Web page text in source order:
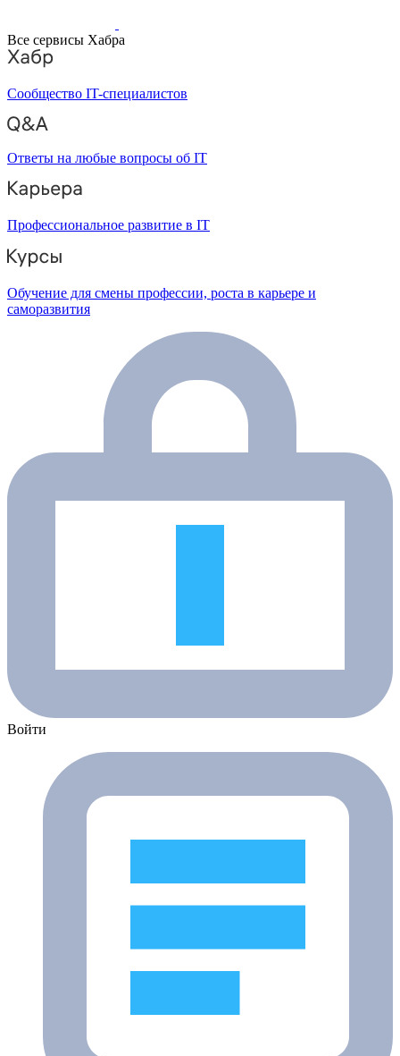
Все сервисы Хабра
Сообщество IT-специалистов
Ответы на любые вопросы об IT
Профессиональное развитие в IT
Обучение для смены профессии, роста в карьере и
саморазвития
Войти